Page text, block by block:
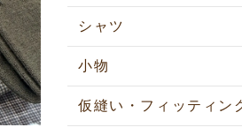
シャツ
小物
仮縫い・フィッティン